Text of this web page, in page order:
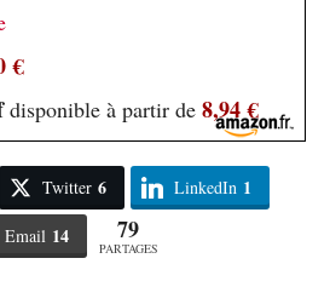
€
disponible à partir de 8,94 €
Twitter 6 LinkedIn 1
Email 14 79
PARTAGES